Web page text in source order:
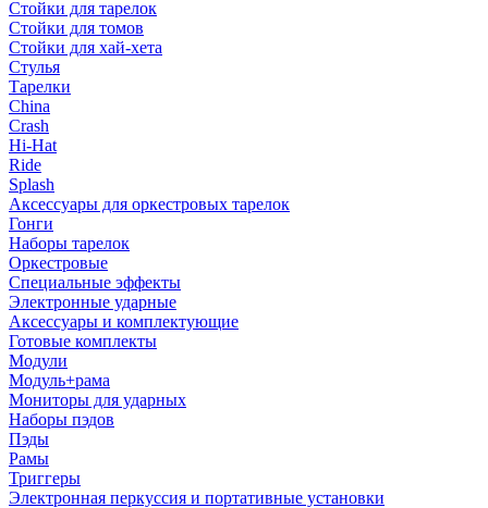
Стойки для тарелок
Стойки для томов
Стойки для хай-хета
Стулья
Тарелки
China
Crash
Hi-Hat
Ride
Splash
Аксессуары для оркестровых тарелок
Гонги
Наборы тарелок
Оркестровые
Специальные эффекты
Электронные ударные
Аксессуары и комплектующие
Готовые комплекты
Модули
Модуль+рама
Мониторы для ударных
Наборы пэдов
Пэды
Рамы
Триггеры
Электронная перкуссия и портативные установки